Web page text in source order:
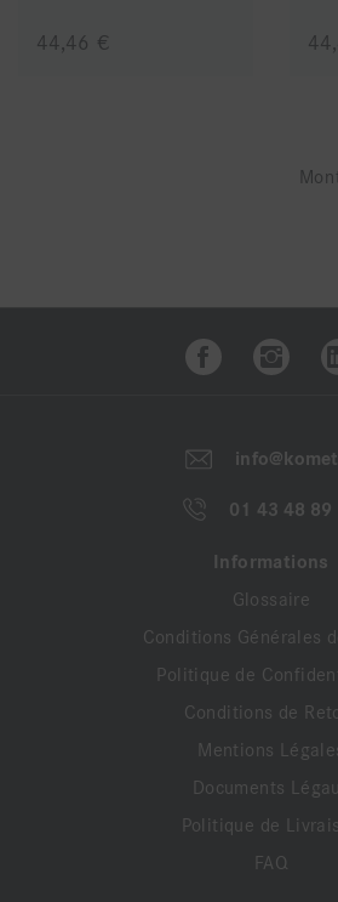
44,46 €
01 43 48 89
Informations
Glossaire
Conditions Générales
Politique de
Conditions de
Mentions
Documents
Politique de
FAQ